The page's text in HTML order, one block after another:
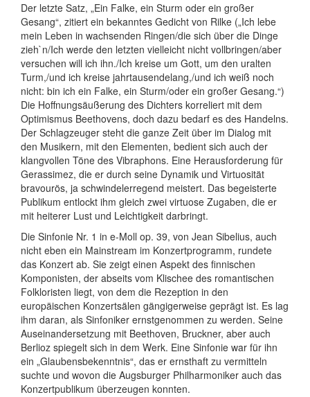
Der letzte Satz, „Ein Falke, ein Sturm oder ein großer
Gesang“, zitiert ein bekanntes Gedicht von Rilke („Ich lebe
mein Leben in wachsenden Ringen/die sich über die Dinge
zieh`n/Ich werde den letzten vielleicht nicht vollbringen/aber
versuchen will ich ihn./Ich kreise um Gott, um den uralten
Turm,/und ich kreise jahrtausendelang,/und ich weiß noch
nicht: bin ich ein Falke, ein Sturm/oder ein großer Gesang.“)
Die Hoffnungsäußerung des Dichters korreliert mit dem
Optimismus Beethovens, doch dazu bedarf es des Handelns.
Der Schlagzeuger steht die ganze Zeit über im Dialog mit
den Musikern, mit den Elementen, bedient sich auch der
klangvollen Töne des Vibraphons. Eine Herausforderung für
Gerassimez, die er durch seine Dynamik und Virtuosität
bravourös, ja schwindelerregend meistert. Das begeisterte
Publikum entlockt ihm gleich zwei virtuose Zugaben, die er
mit heiterer Lust und Leichtigkeit darbringt.
Die Sinfonie Nr. 1 in e-Moll op. 39, von Jean Sibelius, auch
nicht eben ein Mainstream im Konzertprogramm, rundete
das Konzert ab. Sie zeigt einen Aspekt des finnischen
Komponisten, der abseits vom Klischee des romantischen
Folkloristen liegt, von dem die Rezeption in den
europäischen Konzertsälen gängigerweise geprägt ist. Es lag
ihm daran, als Sinfoniker ernstgenommen zu werden. Seine
Auseinandersetzung mit Beethoven, Bruckner, aber auch
Berlioz spiegelt sich in dem Werk. Eine Sinfonie war für ihn
ein „Glaubensbekenntnis“, das er ernsthaft zu vermitteln
suchte und wovon die Augsburger Philharmoniker auch das
Konzertpublikum überzeugen konnten.